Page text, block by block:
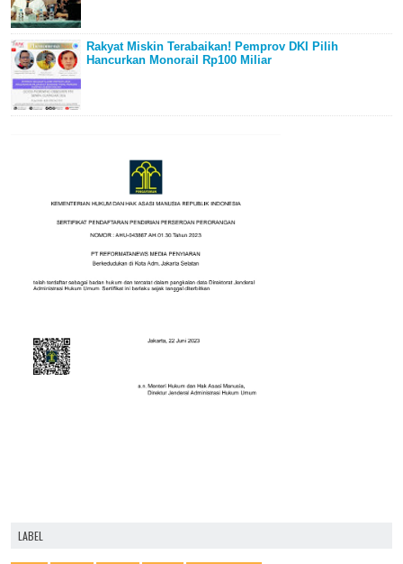
Rakyat Miskin Terabaikan! Pemprov DKI Pilih
Hancurkan Monorail Rp100 Miliar
LABEL